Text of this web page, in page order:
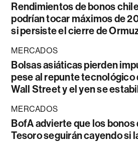
Rendimientos de bonos
podrían tocar máximos de
si persiste el cierre de
MERCADOS
Bolsas asiáticas pierden
pese al repunte tecnológico
Wall Street y el yen se
MERCADOS
BofA advierte que los bonos
Tesoro seguirán cayendo si